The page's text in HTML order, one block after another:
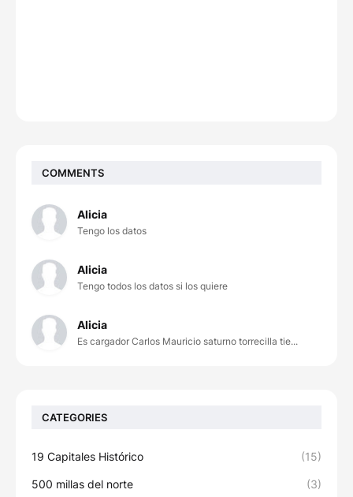
COMMENTS
Alicia
Tengo los datos
Alicia
Tengo todos los datos si los quiere
Alicia
Es cargador Carlos Mauricio saturno torrecilla tie...
CATEGORIES
19 Capitales Histórico (15)
500 millas del norte (3)